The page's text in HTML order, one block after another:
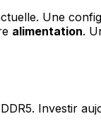
Une
alimentation.
Investir